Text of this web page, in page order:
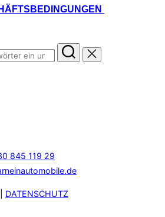
845 119 29
DATENSCHUTZ